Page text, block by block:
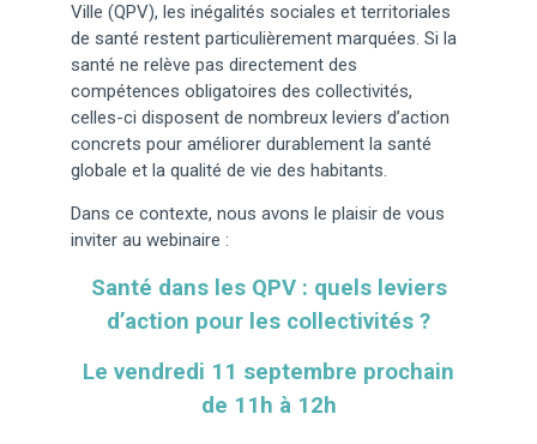
Ville (QPV), les inégalités sociales et territoriales
de santé restent particulièrement marquées. Si la
santé ne relève pas directement des
compétences obligatoires des collectivités,
celles-ci disposent de nombreux leviers d’action
concrets pour améliorer durablement la santé
globale et la qualité de vie des habitants.
Dans ce contexte, nous avons le plaisir de vous
inviter au webinaire :
Santé dans les QPV : quels leviers
d’action pour les collectivités ?
Le vendredi 11 septembre prochain
de 11h à 12h